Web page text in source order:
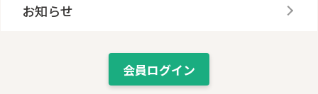
お知らせ
会員ログイン